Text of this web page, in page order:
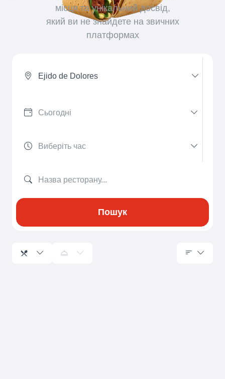
місця та унікальний досвід,
який ви не знайдете на звичних
платформах
Ejido de Dolores
Пошук